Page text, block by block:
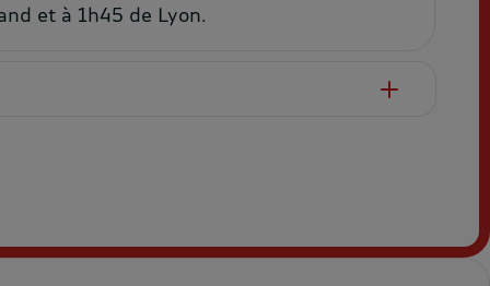
et à 1h45 de Lyon.